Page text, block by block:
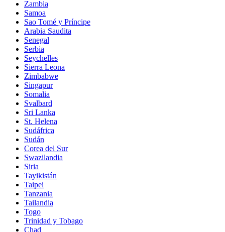
Zambia
Samoa
Sao Tomé y Príncipe
Arabia Saudita
Senegal
Serbia
Seychelles
Sierra Leona
Zimbabwe
Singapur
Somalia
Svalbard
Sri Lanka
St. Helena
Sudáfrica
Sudán
Corea del Sur
Swazilandia
Siria
Tayikistán
Taipei
Tanzania
Tailandia
Togo
Trinidad y Tobago
Chad